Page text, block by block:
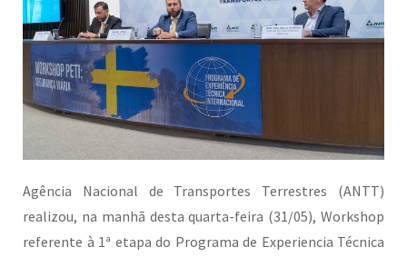
Agência Nacional de Transportes Terrestres (ANTT)
realizou, na manhã desta quarta-feira (31/05), Workshop
referente à 1ª etapa do Programa de Experiencia Técnica